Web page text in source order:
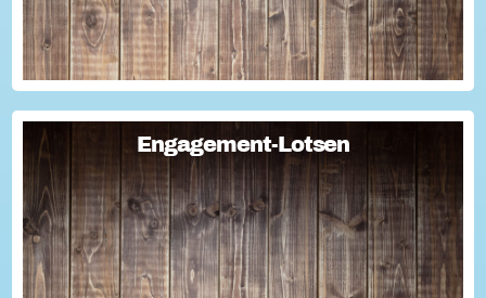
Engagement-Lotsen
Engagement-Lotsen
Engagement-Lotsen tragen zu einer lebendigen
Engagementkultur und damit zu einer höheren
Lebensqualität für sich und andere bei. Sie bringen ihre
Erfahrungen im bürgerschaftlichen Engagement ein und ü...